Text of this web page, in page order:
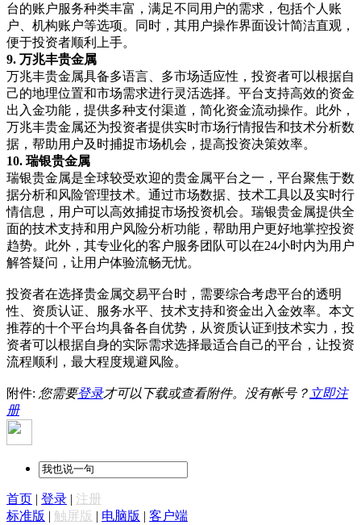
台的账户服务种类丰富，满足不同用户的需求，包括个人账
户、机构账户等选项。同时，其用户操作界面设计简洁直观，
便于投资者顺利上手。
9. 万兆丰贵金属
万兆丰贵金属具备多语言、多市场适应性，投资者可以根据自
己的地理位置和市场需求进行灵活选择。平台支持高效的资金
出入金功能，提供多种支付渠道，简化资金流动操作。此外，
万兆丰贵金属还为投资者提供实时市场行情报告和技术分析数
据，帮助用户及时捕捉市场机会，提高投资决策效率。
10. 瑞银贵金属
瑞银贵金属是全球较受欢迎的贵金属平台之一，平台聚焦于数
据分析和风险管理技术。通过市场数据、技术工具以及实时行
情信息，用户可以高效捕捉市场投资机会。瑞银贵金属提供全
面的技术支持和用户风险分析功能，帮助用户更好地掌控投资
趋势。此外，其专业化的客户服务团队可以在24小时内为用户
解答疑问，让用户体验流畅无忧。
投资者在选择贵金属交易平台时，需要综合考虑平台的透明
性、资质认证、服务水平、技术支持和资金出入金效率。本文
推荐的十个平台均具备各自优势，从资质认证到技术实力，投
资者可以根据自身的实际需求选择最适合自己的平台，让投资
流程顺利，最大程度规避风险。
附件: 您需要登录才可以下载或查看附件。没有帐号？ 立即注
册
首页 | 登录 | 注册
标准版 | 触屏版 | 电脑版 | 客户端